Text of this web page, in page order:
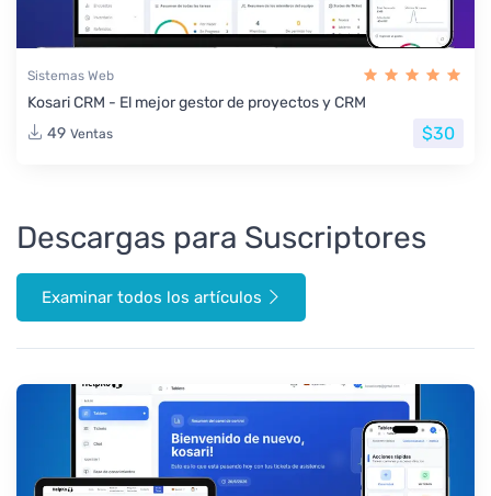
Sistemas Web
Kosari CRM - El mejor gestor de proyectos y CRM
49 Ventas $30
Descargas para Suscriptores
Examinar todos los artículos